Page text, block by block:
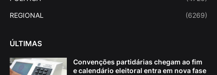
REGIONAL (6269)
ÚLTIMAS
Convenções partidárias chegam ao fim
e calendário eleitoral entra em nova fase